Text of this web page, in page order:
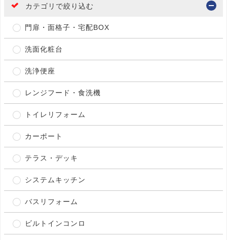
カテゴリで絞り込む
門扉・面格子・宅配BOX
洗面化粧台
洗浄便座
レンジフード・食洗機
トイレリフォーム
カーポート
テラス・デッキ
システムキッチン
バスリフォーム
ビルトインコンロ